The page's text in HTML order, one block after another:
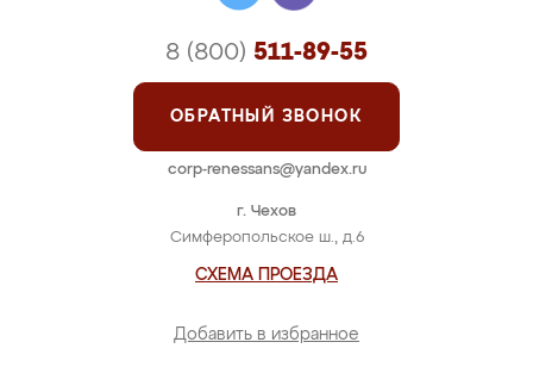
г. Чехов
Симферопольское ш., д.6
СХЕМА ПРОЕЗДА
Добавить в избранное
8 (800) 511-89-55
ОБРАТНЫЙ ЗВОНОК
corp-renessans@yandex.ru